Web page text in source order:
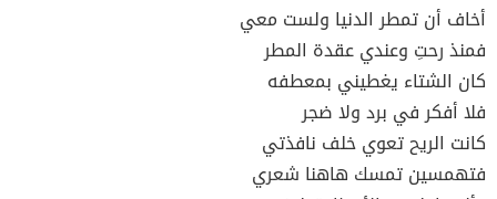
أخاف أن تمطر الدنيا ولست معي
فمنذ رحتِ وعندي عقدة المطر
كان الشتاء يغطيني بمعطفه
فلا أفكر في برد ولا ضجر
كانت الريح تعوي خلف نافذتي
فتهمسين تمسك هاهنا شعري